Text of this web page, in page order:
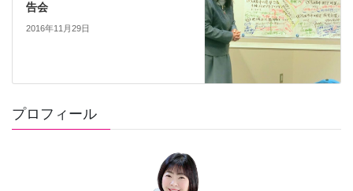
告会
2016年11月29日
プロフィール